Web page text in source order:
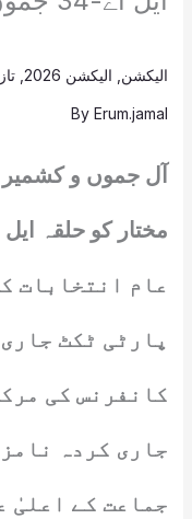
الیکشن الیکشن 2026 ,
ByErum.jamal
آل جموں و
عام انتخابات
پارٹی ٹکٹ
کانفرنس کی
جاری کردہ
جماعت کے اعلیٰ